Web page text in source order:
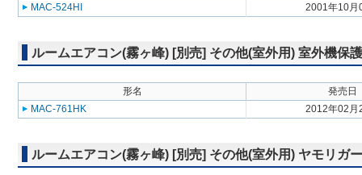
MAC-524HI
2001年10月
ルームエアコン(霧ヶ峰) [別売] その他(室外用) 室外機保
形名
発売日
MAC-761HK
2012年02月
ルームエアコン(霧ヶ峰) [別売] その他(室外用) ヤモリガ